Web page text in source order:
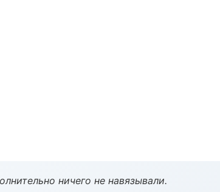
ничего не навязывали.